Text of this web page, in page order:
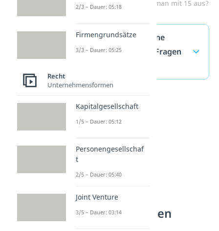
Ab wann Kinder alleine
lassen? — häufigste Fragen
2/3 – Dauer: 05:18
Firmengrundsätze
3/3 – Dauer: 05:25
Recht
Unternehmensformen
Kapitalgesellschaft
1/5 – Dauer: 05:12
Personengesellschaf
t
2/5 – Dauer: 05:40
Joint Venture
3/5 – Dauer: 03:14